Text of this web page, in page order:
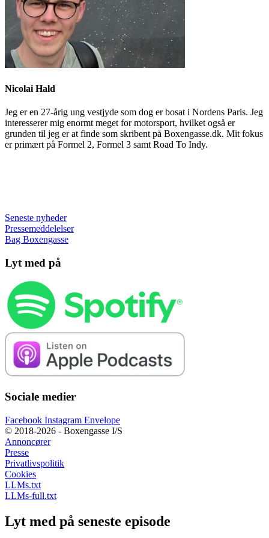
Nicolai Hald
Jeg er en 27-årig ung vestjyde som dog er bosat i Nordens Paris. Jeg
interesserer mig enormt meget for motorsport, hvilket også er
grunden til jeg er at finde som skribent på Boxengasse.dk. Mit fokus
er primært på Formel 2, Formel 3 samt Road To Indy.
Seneste nyheder
Pressemeddelelser
Bag Boxengasse
Lyt med på
Sociale medier
Facebook Instagram Envelope
© 2018-2026 - Boxengasse I/S
Annoncører
Presse
Privatlivspolitik
Cookies
LLMs.txt
LLMs-full.txt
Lyt med på seneste episode